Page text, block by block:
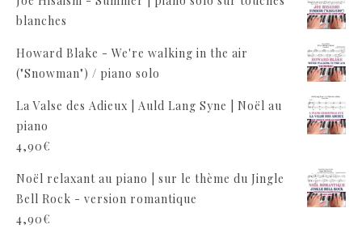
blanches
Howard Blake - We're walking in the air
("Snowman") / piano solo
La Valse des Adieux | Auld Lang Syne | Noël au
piano
4,90€
Noël relaxant au piano | sur le thème du Jingle
Bell Rock - version romantique
4,90€